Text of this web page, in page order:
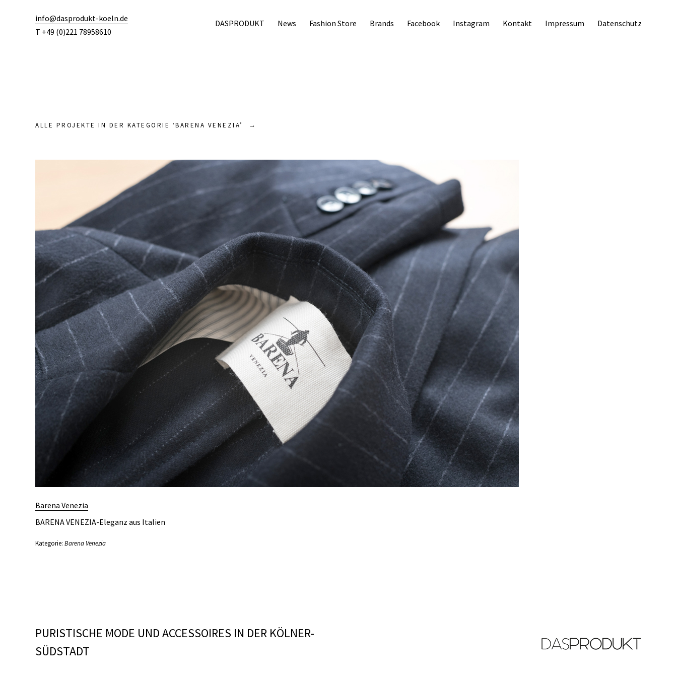
DASPRODUKT News Fashion Store Brands Facebook Instagram Kontakt Impressum Datenschutz
info@dasprodukt-koeln.de
T +49 (0)221 78958610
ALLE PROJEKTE IN DER KATEGORIE ‘BARENA VENEZIA’
Barena Venezia
BARENA VENEZIA-Eleganz aus Italien
Kategorie: Barena Venezia
PURISTISCHE MODE UND ACCESSOIRES IN DER KÖLNER-
SÜDSTADT